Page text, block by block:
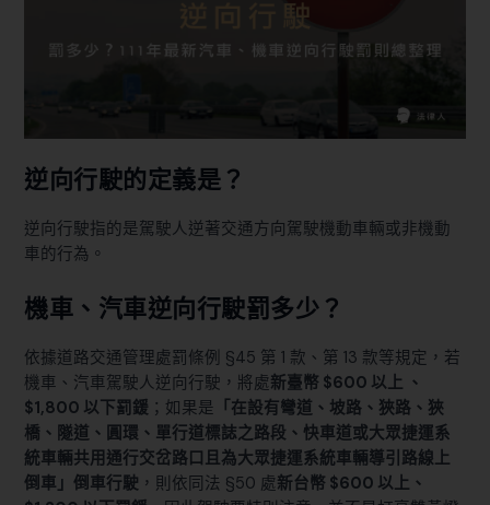
逆向行駛的定義是？
逆向行駛指的是駕駛人逆著交通方向駕駛機動車輛或非機動
車的行為。
機車、汽車逆向行駛罰多少？
依據道路交通管理處罰條例 §45 第 1 款、第 13 款等規定，若
機車、汽車駕駛人逆向行駛，將處新臺幣 $600 以上 、
$1,800 以下罰鍰 ；如果是 「在設有彎道、坡路、狹路、狹
橋、隧道、圓環、單行道標誌之路段、快車道或大眾捷運系
統車輛共用通行交岔路口且為大眾捷運系統車輛導引路線上
倒車」倒車行駛 ，則依同法 §50 處新台幣 $600 以上、